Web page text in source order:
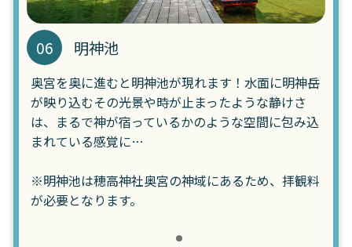
06 明神池
奥宮を奥に進むと明神池が現れます！水面に明神岳
が映り込むその光景や時が止まったような静けさ
は、まるで神が宿っているかのような空間に包み込
まれている感覚に…
※明神池は穂高神社奥宮の神域にあるため、拝観料
が必要となります。